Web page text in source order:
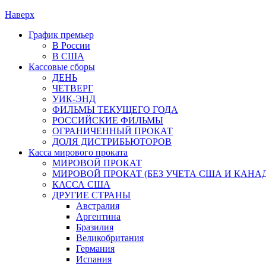
Наверх
График премьер
В России
В США
Кассовые сборы
ДЕНЬ
ЧЕТВЕРГ
УИК-ЭНД
ФИЛЬМЫ ТЕКУЩЕГО ГОДА
РОССИЙСКИЕ ФИЛЬМЫ
ОГРАНИЧЕННЫЙ ПРОКАТ
ДОЛЯ ДИСТРИБЬЮТОРОВ
Касса мирового проката
МИРОВОЙ ПРОКАТ
МИРОВОЙ ПРОКАТ (БЕЗ УЧЕТА США И
КАССА США
ДРУГИЕ СТРАНЫ
Австралия
Аргентина
Бразилия
Великобритания
Германия
Испания